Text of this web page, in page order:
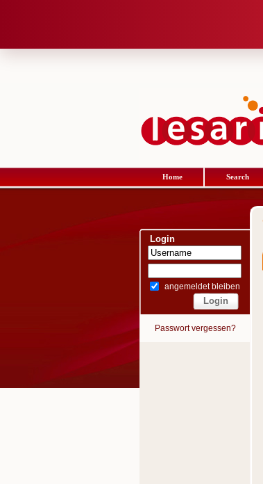
Home Search
Login
angemeldet bleiben
Passwort vergessen?